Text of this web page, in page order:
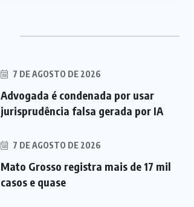
7 DE AGOSTO DE 2026
Advogada é condenada por usar
jurisprudência falsa gerada por IA
7 DE AGOSTO DE 2026
Mato Grosso registra mais de 17 mil
casos e quase